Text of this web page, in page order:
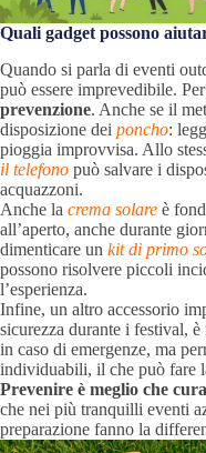
Quali gadget possono
Quando si parla di eventi
può essere imprevedibile.
prevenzione. Anche se il
disposizione dei poncho:
pioggia improvvisa. Allo
il telefono può salvare i
acquazzoni.
Anche la crema solare è
all’aperto, anche durante
dimenticare un kit di primo
possono risolvere piccoli
l’esperienza.
Infine, un altro accessorio
sicurezza durante i festival, è
in caso di emergenze, ma
individuabili, il che può fare
Prevenire è meglio che
che nei più tranquilli eventi
preparazione fanno la